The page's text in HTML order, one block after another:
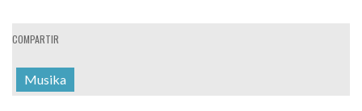
COMPARTIR
Musika